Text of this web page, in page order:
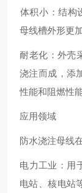
体积小‌：结构
母线槽外形更
耐老化‌：外壳
浇注而成，添
性能和阻燃性能‌
应用领域
防水浇注母线
电力工业‌：用
电站、核电站